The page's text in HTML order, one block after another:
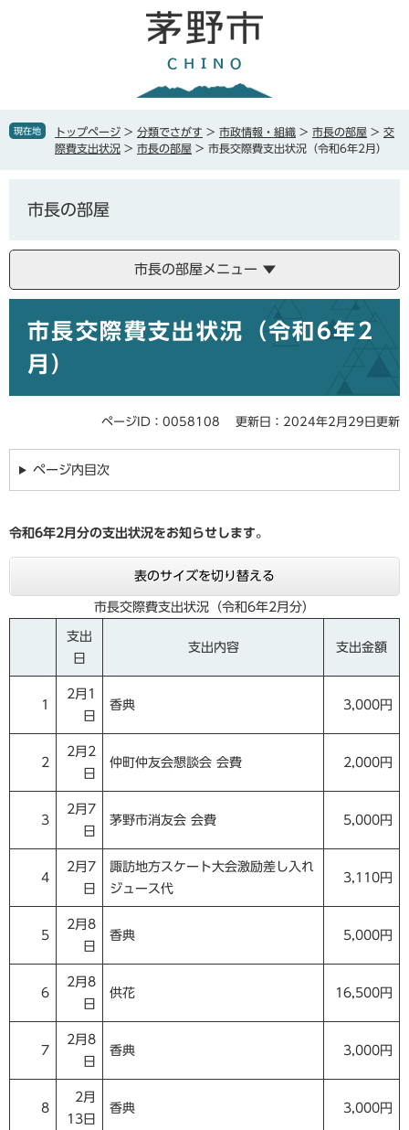
で
ば現在地 トップページ > 分類でさがす > 市政情報・組織 > 市長の部屋 > 交
際費支出状況 > 市長の部屋 > 市長交際費支出状況（令和6年2月）
市長の部屋
市長の部屋メニュー
市長交際費支出状況（令和6年2
月）
ページID：0058108 更新日：2024年2月29日更新
ページ内目次
令和6年2月分の支出状況をお知らせします。
表のサイズを切り替える
市長交際費支出状況（令和6年2月分）
支出
日
支出内容 支出金額
1
2月1
日
香典 3,000円
2
2月2
日
仲町仲友会懇談会 会費 2,000円
3
2月7
日
茅野市消友会 会費 5,000円
4
2月7
日
諏訪地方スケート大会激励差し入れ
ジュース代
3,110円
5
2月8
日
香典 5,000円
6
2月8
日
供花 16,500円
7
2月8
日
香典 3,000円
8
2月
13日
香典 3,000円